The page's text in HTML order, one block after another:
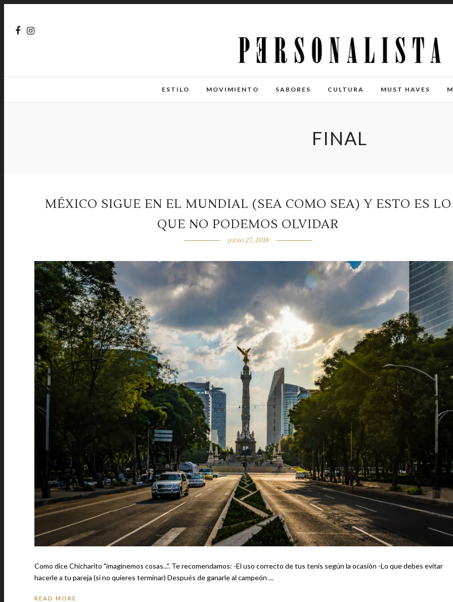
ESTILO MOVIMIENTO SABORES CULTURA MUST HAVES
FINAL
MÉXICO SIGUE EN EL MUNDIAL (SEA COMO SEA) Y ESTO ES LO
QUE NO PODEMOS OLVIDAR
junio 27, 2018
Como dice Chicharito "imaginemos cosas...". Te recomendamos: -El uso correcto de tus tenis según la ocasión -Lo que debes evitar
hacerle a tu pareja (si no quieres terminar) Después de ganarle al campeón …
READ MORE